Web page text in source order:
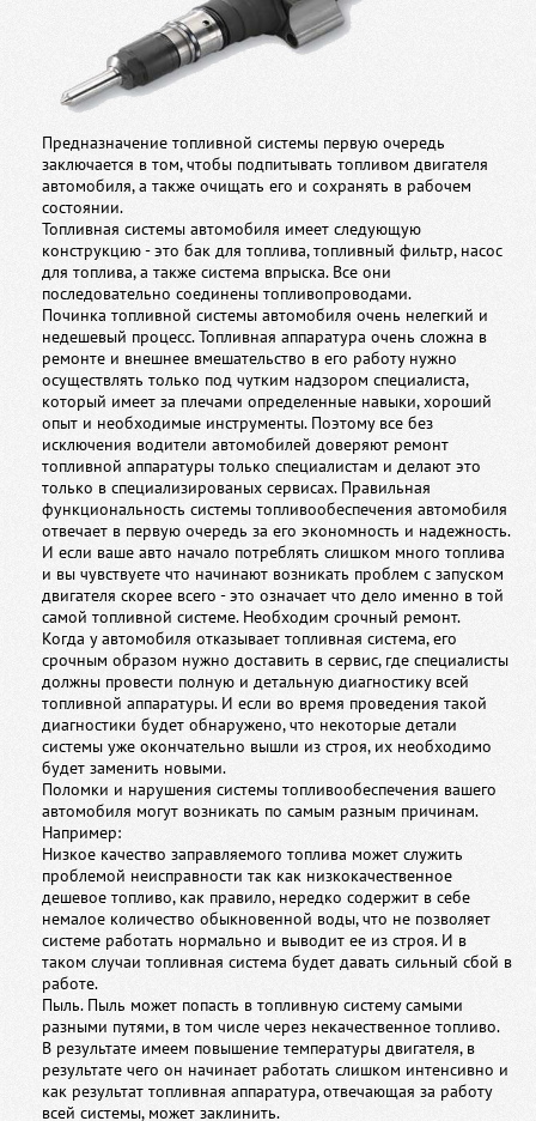
Предназначение топливной системы первую очередь
заключается в том, чтобы подпитывать топливом двигателя
автомобиля, а также очищать его и сохранять в рабочем
состоянии.
Топливная системы автомобиля имеет следующую
конструкцию - это бак для топлива, топливный фильтр, насос
для топлива, а также система впрыска. Все они
последовательно соединены топливопроводами.
Починка топливной системы автомобиля очень нелегкий и
недешевый процесс. Топливная аппаратура очень сложна в
ремонте и внешнее вмешательство в его работу нужно
осуществлять только под чутким надзором специалиста,
который имеет за плечами определенные навыки, хороший
опыт и необходимые инструменты. Поэтому все без
исключения водители автомобилей доверяют ремонт
топливной аппаратуры только специалистам и делают это
только в специализированых сервисах. Правильная
функциональность системы топливообеспечения автомобиля
отвечает в первую очередь за его экономность и надежность.
И если ваше авто начало потреблять слишком много топлива
и вы чувствуете что начинают возникать проблем с запуском
двигателя скорее всего - это означает что дело именно в той
самой топливной системе. Необходим срочный ремонт.
Когда у автомобиля отказывает топливная система, его
срочным образом нужно доставить в сервис, где специалисты
должны провести полную и детальную диагностику всей
топливной аппаратуры. И если во время проведения такой
диагностики будет обнаружено, что некоторые детали
системы уже окончательно вышли из строя, их необходимо
будет заменить новыми.
Поломки и нарушения системы топливообеспечения вашего
автомобиля могут возникать по самым разным причинам.
Например:
Низкое качество заправляемого топлива может служить
проблемой неисправности так как низкокачественное
дешевое топливо, как правило, нередко содержит в себе
немалое количество обыкновенной воды, что не позволяет
системе работать нормально и выводит ее из строя. И в
таком случаи топливная система будет давать сильный сбой в
работе.
Пыль. Пыль может попасть в топливную систему самыми
разными путями, в том числе через некачественное топливо.
В результате имеем повышение температуры двигателя, в
результате чего он начинает работать слишком интенсивно и
как результат топливная аппаратура, отвечающая за работу
всей системы, может заклинить.